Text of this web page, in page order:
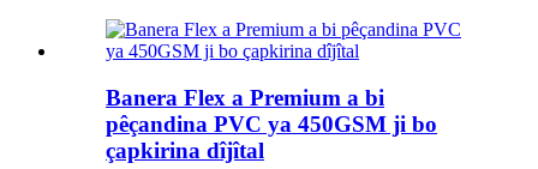
Banera Flex a Premium a bi
pêçandina PVC ya 450GSM ji bo
çapkirina dîjîtal